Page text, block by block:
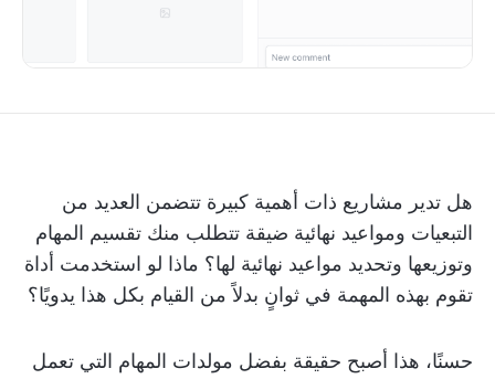
هل تدير مشاريع ذات أهمية كبيرة تتضمن العديد من
التبعيات ومواعيد نهائية ضيقة تتطلب منك تقسيم المهام
وتوزيعها وتحديد مواعيد نهائية لها؟ ماذا لو استخدمت أداة
تقوم بهذه المهمة في ثوانٍ بدلاً من القيام بكل هذا يدويًا؟
حسنًا، هذا أصبح حقيقة بفضل مولدات المهام التي تعمل